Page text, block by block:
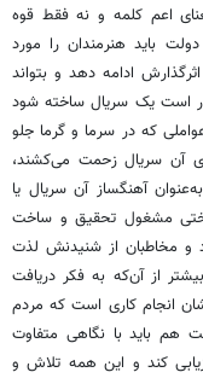
اعم کلمه و نه فقط قوه
باید هنرمندان را مورد
ادامه دهد و بتواند
است یک سریال ساخته شود
که در سرما و گرما جلو
آن سریال زحمت می‌کشند،
آهنگساز آن سریال یا
مشغول تحقیق و ساخت
و مخاطبان از شنیدنش لذت
از آن‌که به فکر دریافت
انجام کاری است که مردم
هم باید با نگاهی متفاوت
کند و این همه تلاش و